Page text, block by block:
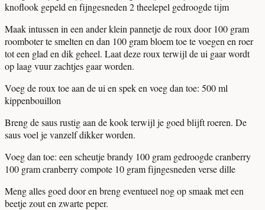
knoflook gepeld en fijngesneden 2 theelepel gedroogde tijm
Maak intussen in een ander klein pannetje de roux door 100 gram
roomboter te smelten en dan 100 gram bloem toe te voegen en roer
tot een glad en dik geheel. Laat deze roux terwijl de ui gaar wordt
op laag vuur zachtjes gaar worden.
Voeg de roux toe aan de ui en spek en voeg dan toe: 500 ml
kippenbouillon
Breng de saus rustig aan de kook terwijl je goed blijft roeren. De
saus voel je vanzelf dikker worden.
Voeg dan toe: een scheutje brandy 100 gram gedroogde cranberry
100 gram cranberry compote 10 gram fijngesneden verse dille
Meng alles goed door en breng eventueel nog op smaak met een
beetje zout en zwarte peper.